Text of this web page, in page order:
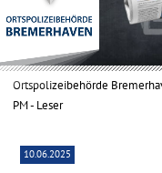
Ortspolizeibehörde
PM - Leser
10.06.2025